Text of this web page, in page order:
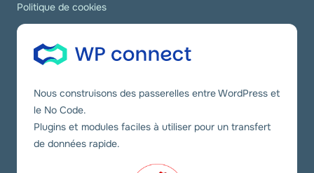
Politique de cookies
Nous construisons des passerelles entre WordPress et
le No Code.
Plugins et modules faciles à utiliser pour un transfert
de données rapide.